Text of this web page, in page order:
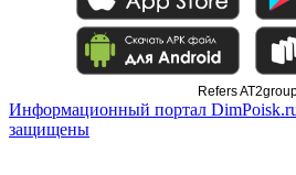
Refers
Информационный портал
защищены